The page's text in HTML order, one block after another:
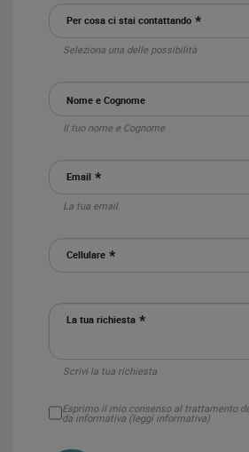
Per cosa ci stai contattando
Seleziona una delle possibilità
Nome e Cognome
Il tuo nome e Cognome
Email
La tua email
Cellulare
La tua richiesta
Scrivi la tua richiesta
Esprimo il mio consenso al trattamento
da informativa (leggi informativa)